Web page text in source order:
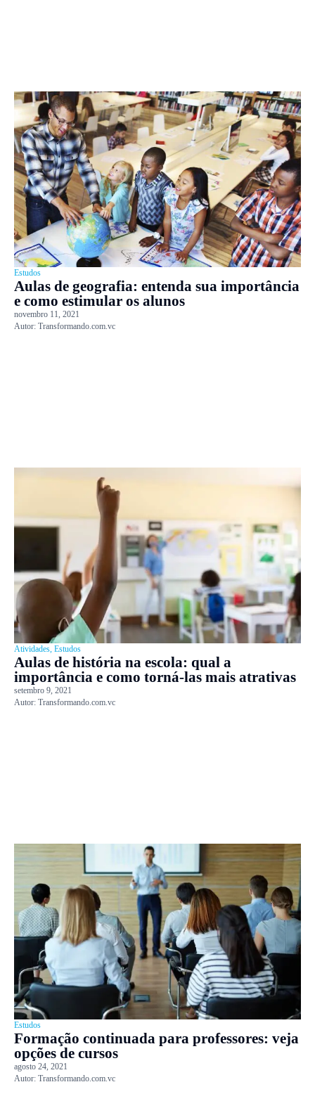
Estudos
Aulas de geografia: entenda sua importância
e como estimular os alunos
novembro 11, 2021
Autor: Transformando.com.vc
Atividades, Estudos
Aulas de história na escola: qual a
importância e como torná-las mais atrativas
setembro 9, 2021
Autor: Transformando.com.vc
Estudos
Formação continuada para professores: veja
opções de cursos
agosto 24, 2021
Autor: Transformando.com.vc